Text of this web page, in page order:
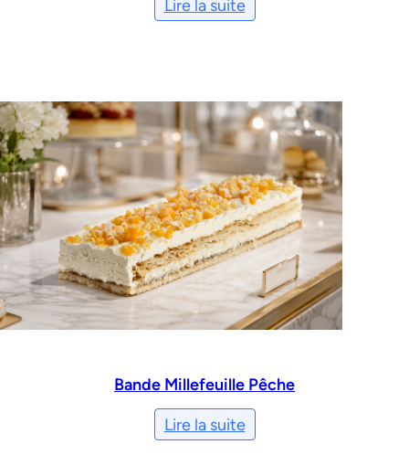
Lire la suite
Bande Millefeuille Pêche
Lire la suite